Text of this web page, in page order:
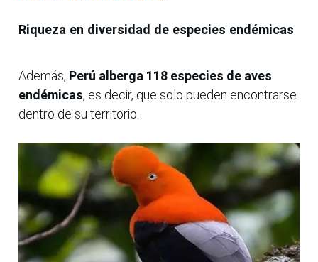
Riqueza en diversidad de especies endémicas
Además, Perú alberga 118 especies de aves
endémicas, es decir, que solo pueden encontrarse
dentro de su territorio.